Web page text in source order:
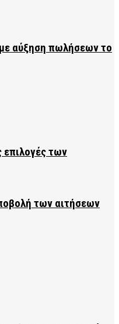
επιλογές των
αύξηση πωλήσεων το
των αιτήσεων